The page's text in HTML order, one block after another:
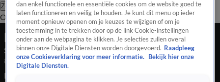
Zoeken
OverzichtRegioUitzendingenWeerTip de redactiePanelVideo's
Het Weer
Seizoen 2026, aflevering 1963
8 mei, 10:23
Bekijk aflevering 1963 van Het Weer uit seizoen 2026 hier.
dan enkel functionele en essentiële cookies om de website goed te
laten functioneren en veilig te houden. Je kunt dit menu op ieder
moment opnieuw openen om je keuzes te wijzigen of om je
toestemming in te trekken door op de link Cookie-instellingen
onder aan de webpagina te klikken. Je selecties zullen overal
binnen onze Digitale Diensten worden doorgevoerd. Raadpleeg
onze Cookieverklaring voor meer informatie.
Bekijk hier onze
Digitale Diensten.